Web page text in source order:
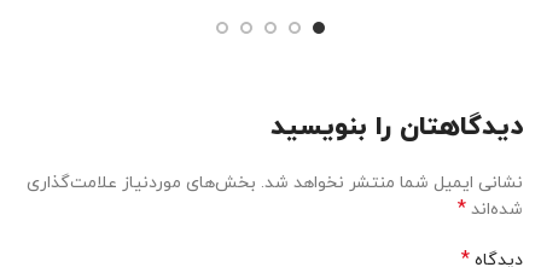
دیدگاهتان را بنویسید
نشانی ایمیل شما منتشر نخواهد شد. بخش‌های موردنیاز علامت‌گذاری
شده‌اند *
دیدگاه *